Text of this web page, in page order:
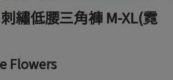
繡低腰三角褲 M-XL(霓
Flowers